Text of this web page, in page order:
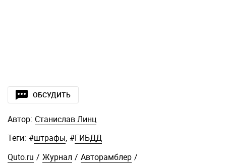
ОБСУДИТЬ
Автор: Станислав Линц
Теги: #штрафы, #ГИБДД
Quto.ru / Журнал / Авторамблер /